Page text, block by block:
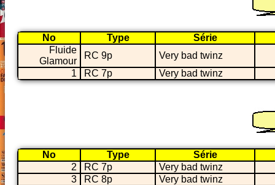
No Type
Série
Fluide
Glamour
RC 9p
Very bad twinz
1
RC 7p Very bad twinz
No Type
Série
2
RC 7p
Very bad twinz
3
RC 8p
Very bad twinz